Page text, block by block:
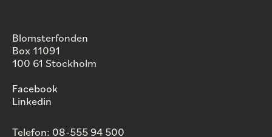
Blomsterfonden
Box 11091
100 61 Stockholm
Facebook
Linkedin
Telefon: 08-555 94 500